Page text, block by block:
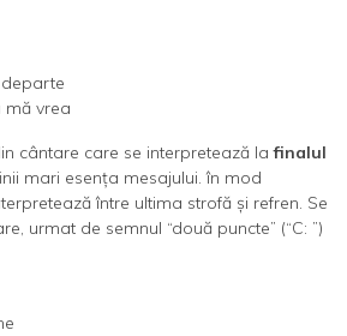
mă vrea
cântare care se interpretează lafinalul
mari esenţa mesajului. în mod
între ultima strofă şi refren. Se
urmat de semnul “două puncte” (“C: ”)